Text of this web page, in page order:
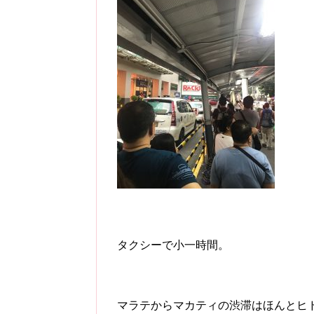
タクシーで小一時間。
マラテからマカティの渋滞はほんとヒ